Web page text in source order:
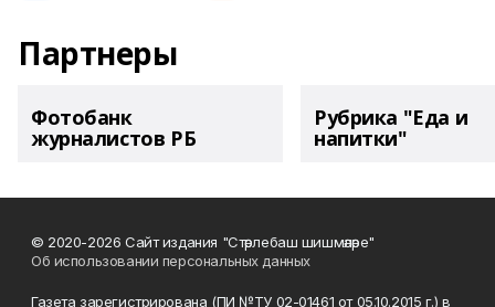
Партнеры
Фотобанк
журналистов РБ
Рубрика "Еда и
напитки"
© 2020-2026 Сайт издания "Стәрлебаш шишмәләре"
Об использовании персональных данных
Газета зарегистрирована (ПИ №ТУ 02-01461 от 05.10.2015 г.) в